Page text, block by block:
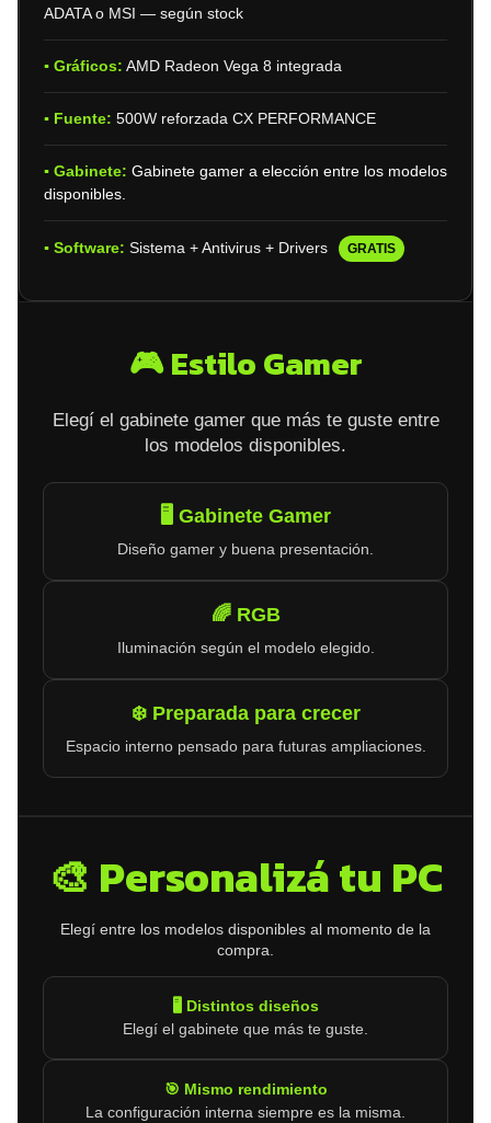
ADATA o MSI — según stock
▪ Gráficos: AMD Radeon Vega 8 integrada
▪ Fuente: 500W reforzada CX PERFORMANCE
▪ Gabinete: Gabinete gamer a elección entre los modelos
disponibles.
▪ Software: Sistema + Antivirus + Drivers GRATIS
🎮 Estilo Gamer
Elegí el gabinete gamer que más te guste entre
los modelos disponibles.
🖥️ Gabinete Gamer
Diseño gamer y buena presentación.
🌈 RGB
Iluminación según el modelo elegido.
❄️ Preparada para crecer
Espacio interno pensado para futuras ampliaciones.
🎨 Personalizá tu PC
Elegí entre los modelos disponibles al momento de la
compra.
🖥️ Distintos diseños
Elegí el gabinete que más te guste.
🎯 Mismo rendimiento
La configuración interna siempre es la misma.